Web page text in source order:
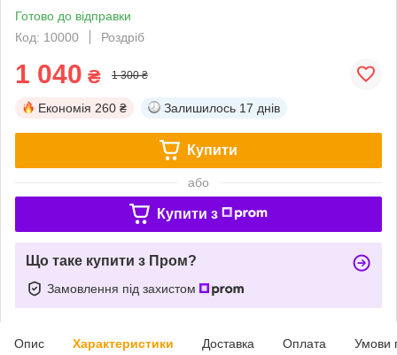
Готово до відправки
Код: 10000
Роздріб
1 040 ₴ 1 300 ₴
Економія 260 ₴ Залишилось 17 днів
Купити
або
Купити з
Що таке купити з Пром?
Замовлення під захистом
Опис Характеристики Доставка Оплата Умови